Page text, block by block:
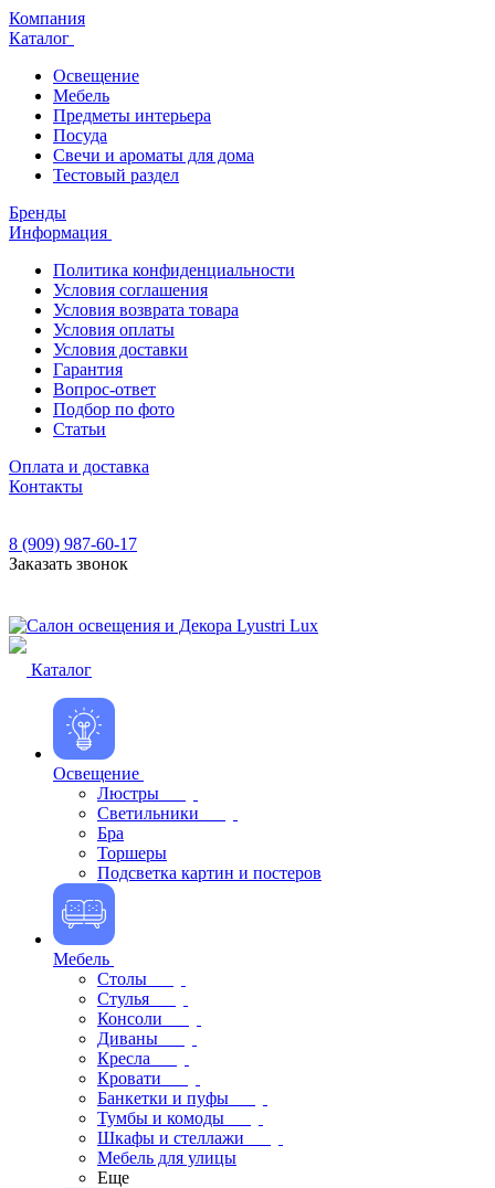
Компания
Каталог
Освещение
Мебель
Предметы интерьера
Посуда
Свечи и ароматы для дома
Тестовый раздел
Бренды
Информация
Политика конфиденциальности
Условия соглашения
Условия возврата товара
Условия оплаты
Условия доставки
Гарантия
Вопрос-ответ
Подбор по фото
Статьи
Оплата и доставка
Контакты
8 (909) 987-60-17
Заказать звонок
Каталог
Освещение
Люстры
Светильники
Бра
Торшеры
Подсветка картин и постеров
Мебель
Столы
Стулья
Консоли
Диваны
Кресла
Кровати
Банкетки и пуфы
Тумбы и комоды
Шкафы и стеллажи
Мебель для улицы
Еще